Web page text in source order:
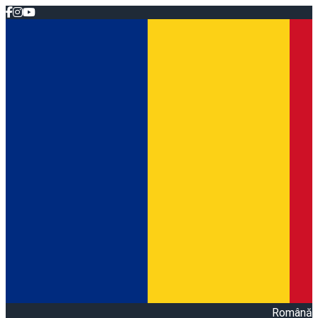
Română